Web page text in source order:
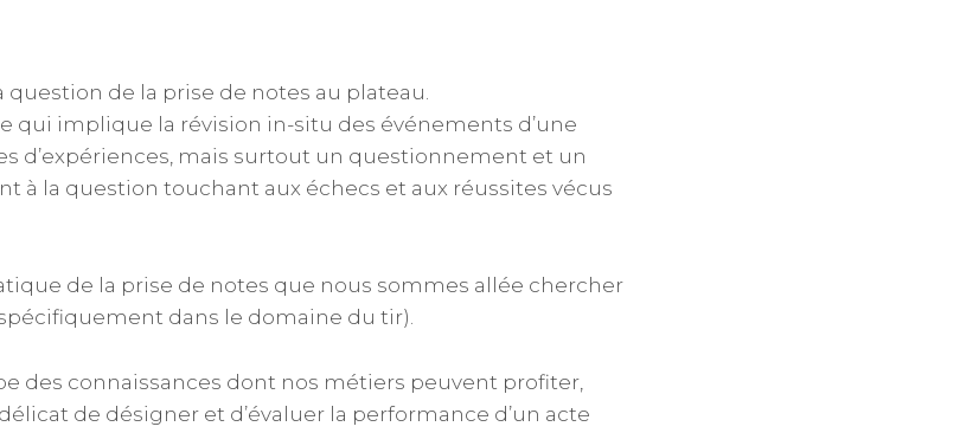
question de la prise de notes au plateau.
qui implique la révision in-situ des événements d’une
d’expériences, mais surtout un questionnement et un
à la question touchant aux échecs et aux réussites vécus
de la prise de notes que nous sommes allée chercher
dans le domaine du tir).
des connaissances dont nos métiers peuvent profiter,
de désigner et d’évaluer la performance d’un acte